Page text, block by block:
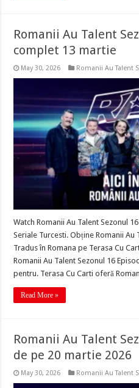
Romanii Au Talent
complet 13 martie
May 30, 2026 Romanii Au Talent
Watch Romanii Au Talent Sezonul
Seriale Turcesti. Obține Romanii Au
Tradus în Romana pe Terasa Cu
Romanii Au Talent Sezonul 16
pentru. Terasa Cu Carti oferă
Read More »
Romanii Au Talent
de pe 20 martie 2026
May 30, 2026 Romanii Au Talent